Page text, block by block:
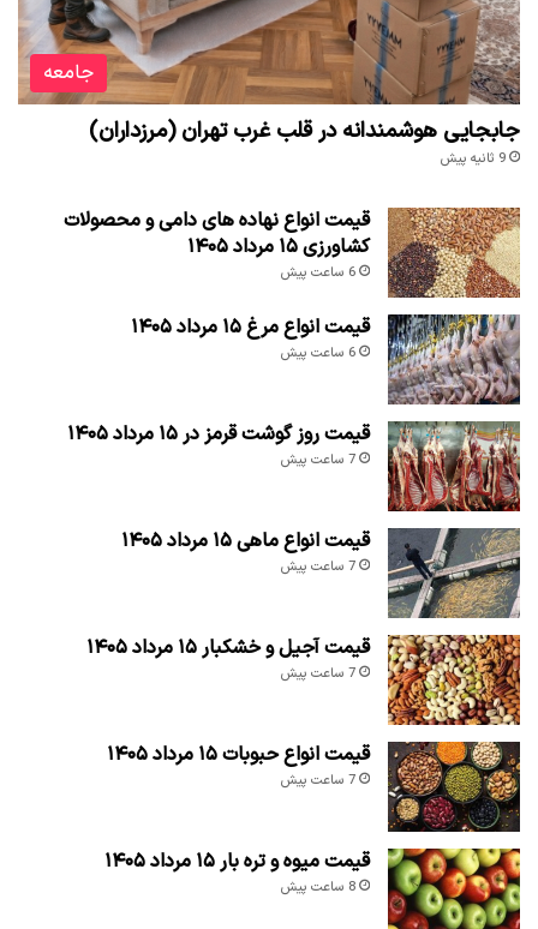
جامعه
جابجایی هوشمندانه در قلب غرب تهران (مرزداران)
9 ثانیه پیش
قیمت انواع نهاده های دامی و محصولات
کشاورزی ۱۵ مرداد ۱۴۰۵
6 ساعت پیش
قیمت انواع مرغ ۱۵ مرداد ۱۴۰۵
6 ساعت پیش
قیمت روز گوشت قرمز در ۱۵ مرداد ۱۴۰۵
7 ساعت پیش
قیمت انواع ماهی ۱۵ مرداد ۱۴۰۵
7 ساعت پیش
قیمت آجیل و خشکبار ۱۵ مرداد ۱۴۰۵
7 ساعت پیش
قیمت انواع حبوبات ۱۵ مرداد ۱۴۰۵
7 ساعت پیش
قیمت میوه و تره بار ۱۵ مرداد ۱۴۰۵
8 ساعت پیش